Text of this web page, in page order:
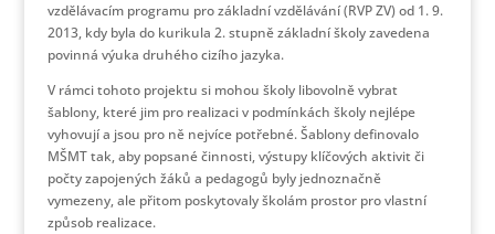
vzdělávacím programu pro základní vzdělávání (RVP ZV) od 1. 9.
2013, kdy byla do kurikula 2. stupně základní školy zavedena
povinná výuka druhého cizího jazyka.
V rámci tohoto projektu si mohou školy libovolně vybrat
šablony, které jim pro realizaci v podmínkách školy nejlépe
vyhovují a jsou pro ně nejvíce potřebné. Šablony definovalo
MŠMT tak, aby popsané činnosti, výstupy klíčových aktivit či
počty zapojených žáků a pedagogů byly jednoznačně
vymezeny, ale přitom poskytovaly školám prostor pro vlastní
způsob realizace.